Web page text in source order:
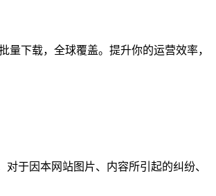
下载，全球覆盖。提升你的运营效率，
于因本网站图片、内容所引起的纠纷、